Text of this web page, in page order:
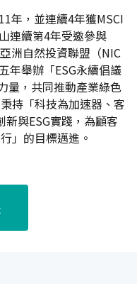
年，並連續4年獲MSCI
連續第4年受邀參與
洲自然投資聯盟（NIC
年舉辦「ESG永續倡議
量，共同推動產業綠色
持「科技為加速器、客
與ESG實踐，為顧客
」的目標邁進。